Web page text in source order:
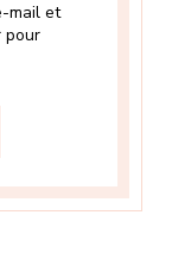
mail et
pour